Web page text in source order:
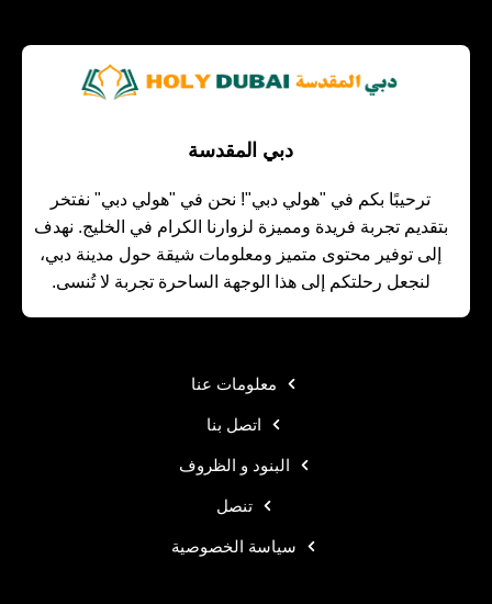
دبي المقدسة
ترحيبًا بكم في "هولي دبي"! نحن في "هولي دبي" نفتخر
بتقديم تجربة فريدة ومميزة لزوارنا الكرام في الخليج. نهدف
إلى توفير محتوى متميز ومعلومات شيقة حول مدينة دبي،
لنجعل رحلتكم إلى هذا الوجهة الساحرة تجربة لا تُنسى.
معلومات عنا
اتصل بنا
البنود و الظروف
تنصل
سياسة الخصوصية